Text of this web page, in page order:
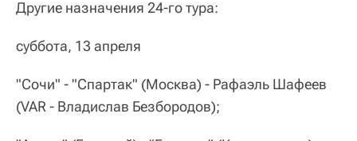
Другие назначения 24-го тура:
суббота, 13 апреля
"Сочи" - "Спартак" (Москва) - Рафаэль Шафеев
(VAR - Владислав Безбородов);